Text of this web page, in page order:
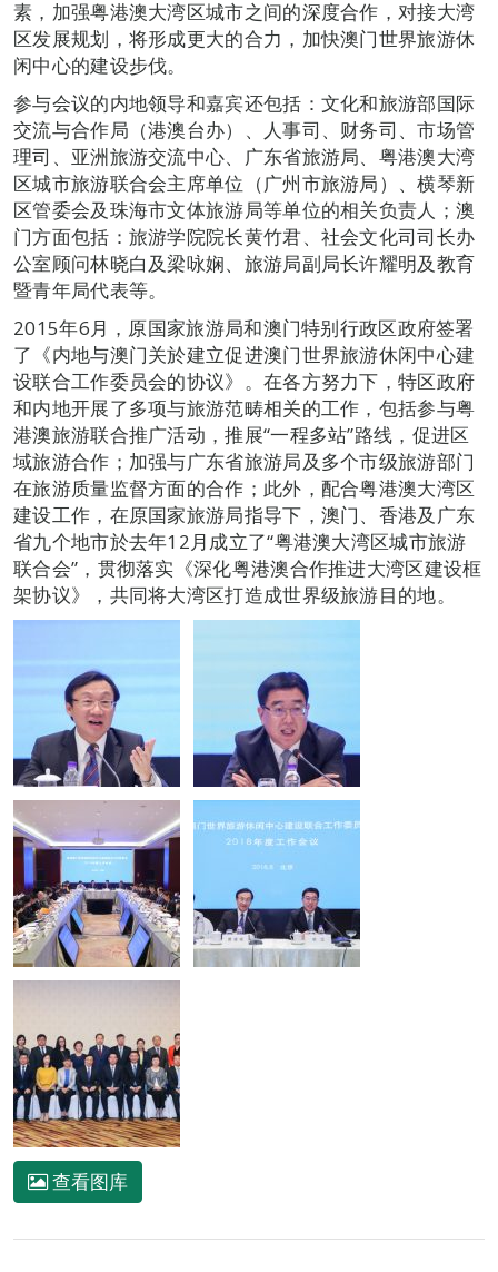
素，加强粤港澳大湾区城市之间的深度合作，对接大湾
区发展规划，将形成更大的合力，加快澳门世界旅游休
闲中心的建设步伐。
参与会议的内地领导和嘉宾还包括：文化和旅游部国际
交流与合作局（港澳台办）、人事司、财务司、市场管
理司、亚洲旅游交流中心、广东省旅游局、粤港澳大湾
区城市旅游联合会主席单位（广州市旅游局）、横琴新
区管委会及珠海市文体旅游局等单位的相关负责人；澳
门方面包括：旅游学院院长黄竹君、社会文化司司长办
公室顾问林晓白及梁咏娴、旅游局副局长许耀明及教育
暨青年局代表等。
2015年6月，原国家旅游局和澳门特别行政区政府签署
了《内地与澳门关於建立促进澳门世界旅游休闲中心建
设联合工作委员会的协议》。在各方努力下，特区政府
和内地开展了多项与旅游范畴相关的工作，包括参与粤
港澳旅游联合推广活动，推展“一程多站”路线，促进区
域旅游合作；加强与广东省旅游局及多个市级旅游部门
在旅游质量监督方面的合作；此外，配合粤港澳大湾区
建设工作，在原国家旅游局指导下，澳门、香港及广东
省九个地市於去年12月成立了“粤港澳大湾区城市旅游
联合会”，贯彻落实《深化粤港澳合作推进大湾区建设框
架协议》，共同将大湾区打造成世界级旅游目的地。
查看图库